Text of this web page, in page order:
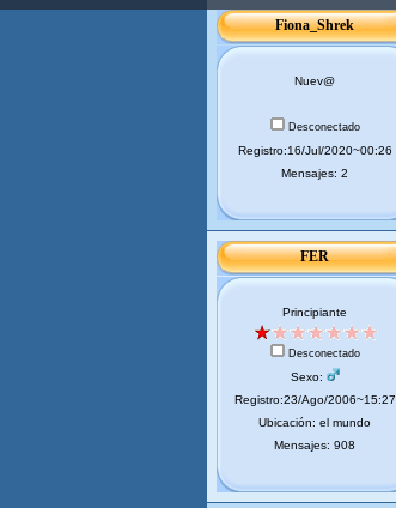
Fiona_Shrek
Nuev@
Desconectado
Registro:16/Jul/2020~00:26
Mensajes: 2
FER
Principiante
Desconectado
Sexo:
Registro:23/Ago/2006~15:27
Ubicación: el mundo
Mensajes: 908